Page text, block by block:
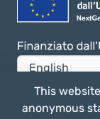
Privacy e Cookie
This
anonymous